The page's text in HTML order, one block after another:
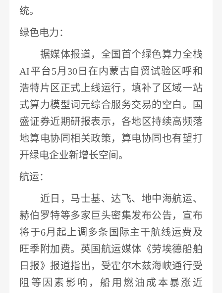
统。
绿色电力 ：
据媒体报道， 全国首个绿色算力全栈
AI平台5月30日在内蒙古自贸试验区呼和
浩特片区正式上线运行 ，填补了区域一站
式算力模型词元综合服务交易的空白。
国
盛证券近期研报表示，各地区持续高频落
地算电协同相关政策，算电协同也有望打
开绿电企业新增长空间。
航运：
近日，马士基、达飞、地中海航运、
赫伯罗特等多家巨头密集发布公告， 宣布
将于6月起上调多条国际主干航线运费及
旺季附加费。英国 航运媒体《劳埃德船舶
日报》报道指出，受霍尔木兹海峡通行受
阻等因素影响，船用燃油成本暴涨近